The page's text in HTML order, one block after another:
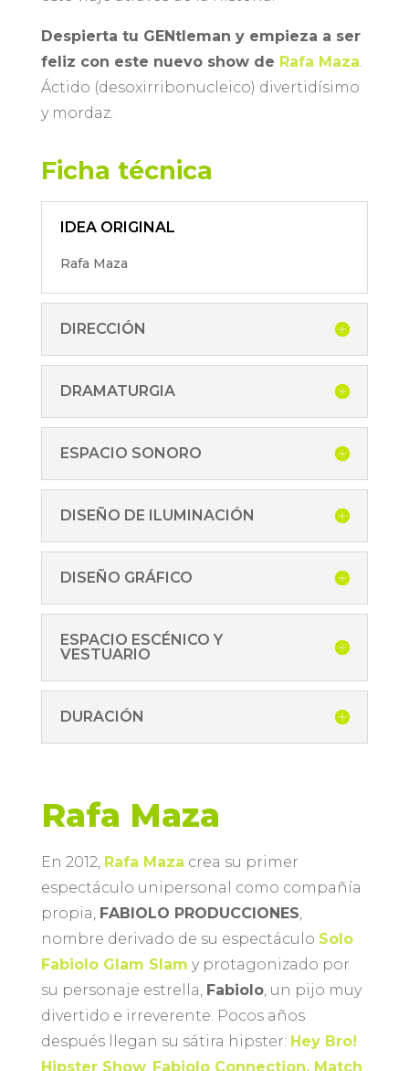
Despierta tu GENtleman y empieza a ser
feliz con este nuevo show de Rafa Maza
Áctido (desoxirribonucleico) divertidísimo
y mordaz.
Ficha técnica
IDEA ORIGINAL
Rafa Maza
DIRECCIÓN
DRAMATURGIA
ESPACIO SONORO
DISEÑO DE ILUMINACIÓN
DISEÑO GRÁFICO
ESPACIO ESCÉNICO Y
VESTUARIO
DURACIÓN
Rafa Maza
En 2012, Rafa Maza crea su primer
espectáculo unipersonal como compañía
propia, FABIOLO PRODUCCIONES
nombre derivado de su espectáculo Solo
Fabiolo Glam Slam y protagonizado por
su personaje estrella, Fabiolo, un pijo muy
divertido e irreverente. Pocos años
después llegan su sátira hipster: Hey Bro!
Hipster Show, Fabiolo Connection. Match